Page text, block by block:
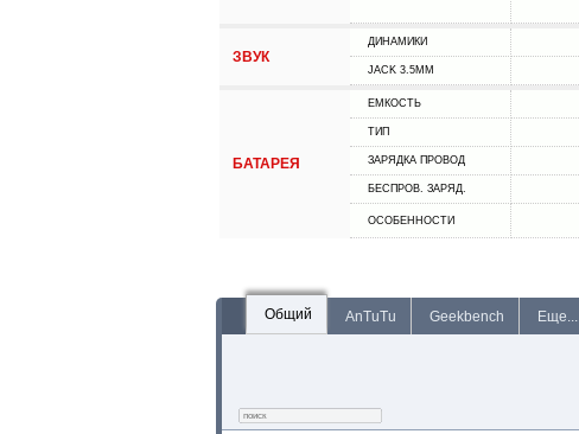
ЗВУК
ДИНАМИКИ
JACK 3.5MM
БАТАРЕЯ
ЕМКОСТЬ
ТИП
ЗАРЯДКА ПРОВОД
БЕСПРОВ. ЗАРЯД.
ОСОБЕННОСТИ
Общий AnTuTu Geekbench Еще...